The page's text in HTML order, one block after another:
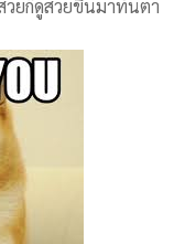
วยก็ดูสวยขึ้นมาทันตา